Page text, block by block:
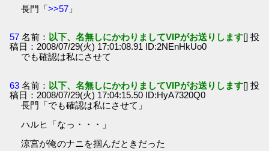
長門「>>57 」
57 名前： 以下、名無しにかわりましてVIPがお送りします[] 投
稿日：2008/07/29(火) 17:01:08.91 ID:2NEnHkUo0
でも確認は私にさせて
63 名前： 以下、名無しにかわりましてVIPがお送りします[] 投
稿日：2008/07/29(火) 17:04:15.50 ID:HyA7320Q0
長門「でも確認は私にさせて」
ハルヒ「なっ・・・」
涼宮が俺のナニを掴んだときだった